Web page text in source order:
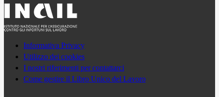
Informativa Privacy
Utilizzo dei cookies
I nostri riferimenti per contattarci
Come gestire il Libro Unico del Lavoro